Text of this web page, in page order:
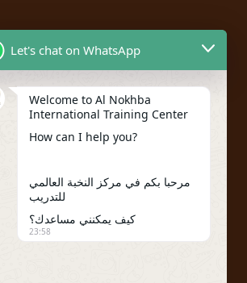
Resources
Student Registration
My account
Let's chat on WhatsApp
Welcome to Al Nokhba
International Training Center
How can I help you?
مرحبا بكم في مركز النخبة العالمي
للتدريب
كيف يمكنني مساعدك؟
23:58